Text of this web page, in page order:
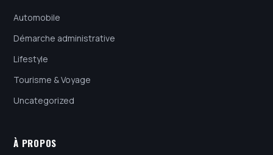
Automobile
Démarche administrative
Lifestyle
Tourisme & Voyage
Uncategorized
À PROPOS